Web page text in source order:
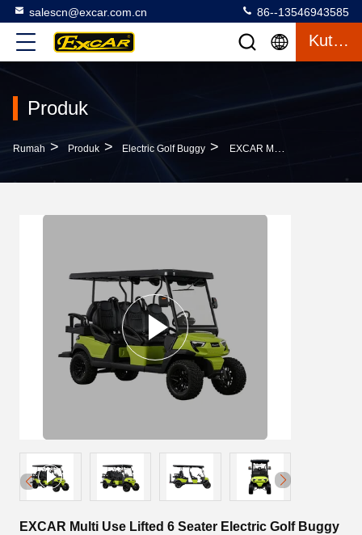
salescn@excar.com.cn 86--13546943585
Kutipan
Produk
Rumah > Produk > Electric Golf Buggy > EXCAR Multi Use Lifted 6 Seater Electric Golf Buggy Dengan Warna Kursi Flip Belakang Disesuaikan
EXCAR Multi Use Lifted 6 Seater Electric Golf Buggy